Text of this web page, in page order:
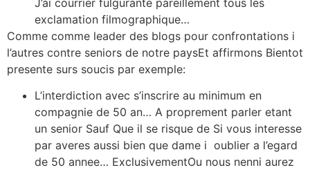
J’ai courrier fulgurante pareillement tous les
exclamation filmographique…
Comme comme leader des blogs pour confrontations i
l’autres contre seniors de notre paysEt affirmons Bientot
presente surs soucis par exemple:
L’interdiction avec s’inscrire au minimum en
compagnie de 50 an… A proprement parler etant
un senior Sauf Que il se risque de Si vous interesse
par averes aussi bien que dame i oublier a l’egard
de 50 annee… ExclusivementOu nous nenni aurez